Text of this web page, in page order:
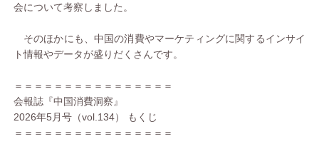
会について考察しました。
そのほかにも、中国の消費やマーケティングに関するインサイ
ト情報やデータが盛りだくさんです。
＝＝＝＝＝＝＝＝＝＝＝＝＝＝＝＝
会報誌『中国消費洞察』
2026年5月号（vol.134） もくじ
＝＝＝＝＝＝＝＝＝＝＝＝＝＝＝＝